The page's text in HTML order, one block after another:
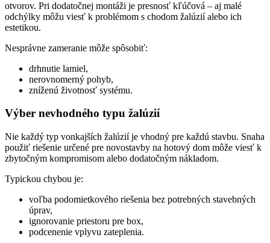
otvorov. Pri dodatočnej montáži je presnosť kľúčová – aj malé
odchýlky môžu viesť k problémom s chodom žalúzií alebo ich
estetikou.
Nesprávne zameranie môže spôsobiť:
drhnutie lamiel,
nerovnomerný pohyb,
zníženú životnosť systému.
Výber nevhodného typu žalúzií
Nie každý typ vonkajších žalúzií je vhodný pre každú stavbu. Snaha
použiť riešenie určené pre novostavby na hotový dom môže viesť k
zbytočným kompromisom alebo dodatočným nákladom.
Typickou chybou je:
voľba podomietkového riešenia bez potrebných stavebných
úprav,
ignorovanie priestoru pre box,
podcenenie vplyvu zateplenia.